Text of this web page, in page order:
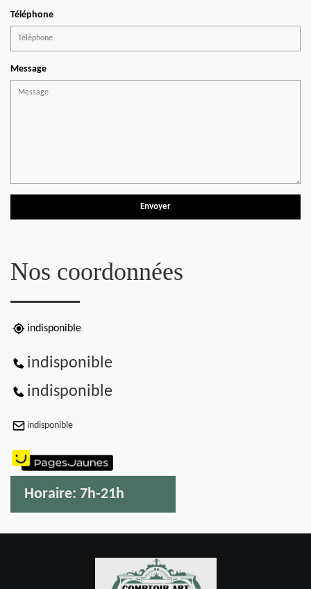
Téléphone
Message
Nos coordonnées
indisponible
indisponible
indisponible
indisponible
Horaire: 7h-21h